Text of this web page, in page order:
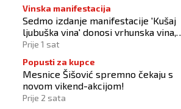
Vinska manifestacija
Sedmo izdanje manifestacije 'Kušaj
ljubuška vina' donosi vrhunska vina,
gastronomiju i glazbu
Prije 1 sat
Popusti za kupce
Mesnice Šišović spremno čekaju s
novom vikend-akcijom!
Prije 2 sata